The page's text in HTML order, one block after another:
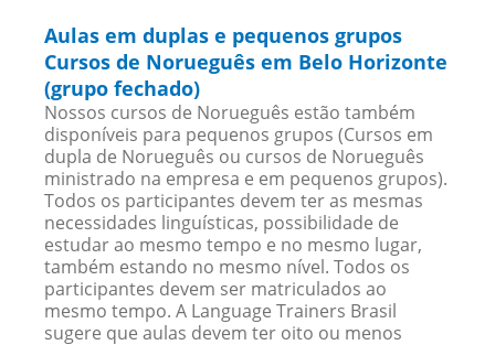
Aulas em duplas e pequenos grupos
Cursos de Norueguês em Belo Horizonte
(grupo fechado)
Nossos cursos de Norueguês estão também
disponíveis para pequenos grupos (Cursos em
dupla de Norueguês ou cursos de Norueguês
ministrado na empresa e em pequenos grupos).
Todos os participantes devem ter as mesmas
necessidades linguísticas, possibilidade de
estudar ao mesmo tempo e no mesmo lugar,
também estando no mesmo nível. Todos os
participantes devem ser matriculados ao
mesmo tempo. A Language Trainers Brasil
sugere que aulas devem ter oito ou menos